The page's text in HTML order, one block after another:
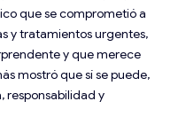
que se comprometió a
y tratamientos urgentes,
y que merece
mostró que sí se puede,
responsabilidad y